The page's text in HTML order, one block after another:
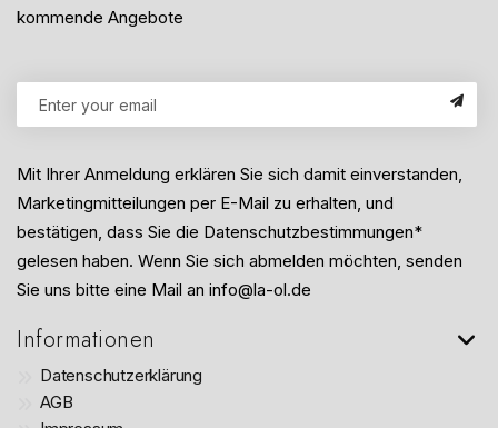
kommende Angebote
Mit Ihrer Anmeldung erklären Sie sich damit einverstanden,
Marketingmitteilungen per E-Mail zu erhalten, und
bestätigen, dass Sie die Datenschutzbestimmungen*
gelesen haben. Wenn Sie sich abmelden möchten, senden
Sie uns bitte eine Mail an info@la-ol.de
Informationen
Datenschutzerklärung
AGB